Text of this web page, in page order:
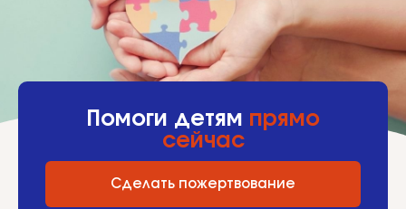
Помоги детям прямо
сейчас
Сделать пожертвование